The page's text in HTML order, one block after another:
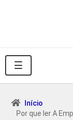
☰
Início
Por que ler A